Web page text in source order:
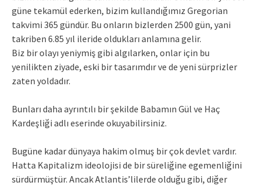
güne tekamül ederken, bizim kullandığımız Gregorian
takvimi 365 gündür. Bu onların bizlerden 2500 gün, yani
takriben 6.85 yıl ileride oldukları anlamına gelir.
Biz bir olayı yeniymiş gibi algılarken, onlar için bu
yenilikten ziyade, eski bir tasarımdır ve de yeni sürprizler
zaten yoldadır.
Bunları daha ayrıntılı bir şekilde Babamın Gül ve Haç
Kardeşliği adlı eserinde okuyabilirsiniz.
Bugüne kadar dünyaya hakim olmuş bir çok devlet vardır.
Hatta Kapitalizm ideolojisi de bir süreliğine egemenliğini
sürdürmüştür. Ancak Atlantis’lilerde olduğu gibi, diğer